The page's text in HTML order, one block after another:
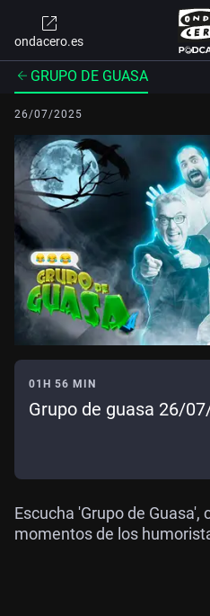
ondacero.es
GRUPO DE GUASA
26/07/2025
01H 56 MIN
Grupo de guasa 26/
Escucha 'Grupo de Guasa',
momentos de los